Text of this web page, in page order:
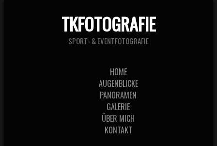
TKFOTOGRAFIE
SPORT- & EVENTFOTOGRAFIE
HOME
AUGENBLICKE
PANORAMEN
GALERIE
ÜBER MICH
KONTAKT